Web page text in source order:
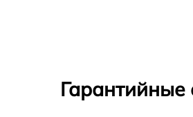
Гарантийные